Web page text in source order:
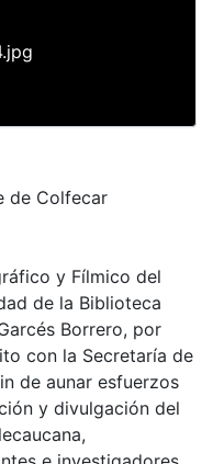
de Colfecar
y Fílmico del
de la Biblioteca
Borrero, por
con la Secretaría de
de aunar esfuerzos
y divulgación del